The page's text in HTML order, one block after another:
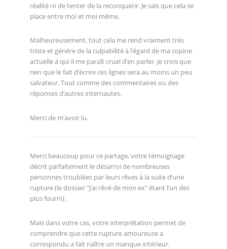
réalité nI de tenter de la reconquérir. Je sais que cela se
place entre moi et moi même.
Malheureusement, tout cela me rend vraiment très
triste et génére de la culpabilité à l’égard de ma copine
actuelle à qui il me paraît cruel d’en parler. Je crois que
rien que le fait d’écrire ces lignes sera au moins un peu
salvateur. Tout comme des commentaires ou des
réponses d’autres internautes.
Merci de m’avoir lu.
Merci beaucoup pour ce partage, votre témoignage
décrit parfaitement le désarroi de nombreuses
personnes troublées par leurs rêves à la suite d’une
rupture (le dossier "j’ai rêvé de mon ex" étant l’un des
plus fourni).
Mais dans votre cas, votre interprétation permet de
comprendre que cette rupture amoureuse a
correspondu a fait naître un manque intérieur.